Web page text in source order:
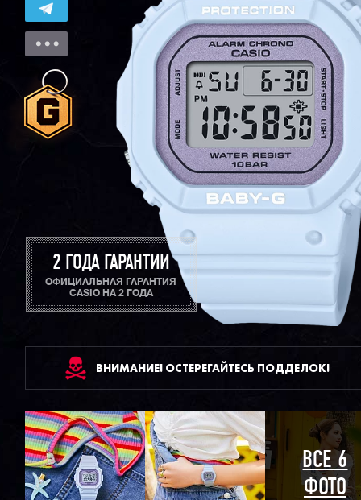
2 ГОДА ГАРАНТИИ
ОФИЦИАЛЬНАЯ ГАРАНТИЯ
CASIO НА 2 ГОДА
ВНИМАНИЕ! ОСТЕРЕГАЙТЕСЬ ПОДДЕЛОК!
ВСЕ 6
ФОТО